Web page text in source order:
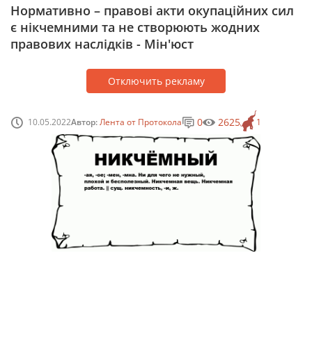
Нормативно – правові акти окупаційних сил
є нікчемними та не створюють жодних
правових наслідків - Мін'юст
Отключить рекламу
10.05.2022Автор:Лента от Протокола 1
0 2625